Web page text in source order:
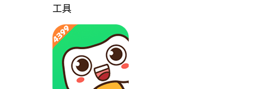
工具